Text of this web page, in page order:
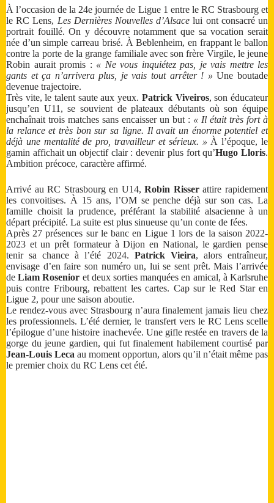
À l’occasion de la 24e journée de Ligue 1 entre le RC Strasbourg et
le RC Lens, Les Dernières Nouvelles d’Alsace lui ont consacré un
portrait fouillé. On y découvre notamment que sa vocation serait
née d’un simple carreau brisé. À Beblenheim, en frappant le ballon
contre la porte de la grange familiale avec son frère Virgile, le jeune
Robin aurait promis : « Ne vous inquiétez pas, je vais mettre les
gants et ça n’arrivera plus, je vais tout arrêter ! » Une boutade
devenue trajectoire.
Très vite, le talent saute aux yeux. Patrick Viveiros, son éducateur
jusqu’en U11, se souvient de plateaux débutants où son équipe
enchaînait trois matches sans encaisser un but : « Il était très fort à
la relance et très bon sur sa ligne. Il avait un énorme potentiel et
déjà une mentalité de pro, travailleur et sérieux. » À l’époque, le
gamin affichait un objectif clair : devenir plus fort qu’Hugo Lloris.
Ambition précoce, caractère affirmé.
Arrivé au RC Strasbourg en U14,Robin Risserattire rapidement
les convoitises. À 15 ans, l’OM se penche déjà sur son cas. La
famille choisit la prudence, préférant la stabilité alsacienne à un
départ précipité. La suite est plus sinueuse qu’un conte de fées.
Après 27 présences sur le banc en Ligue 1 lors de la saison 2022-
2023 et un prêt formateur à Dijon en National, le gardien pense
tenir sa chance à l’été 2024. Patrick Vieira, alors entraîneur,
envisage d’en faire son numéro un, lui se sent prêt. Mais l’arrivée
deLiam Rosenior et deux sorties manquées en amical, à Karlsruhe
puis contre Fribourg, rebattent les cartes. Cap sur le Red Star en
Ligue 2, pour une saison aboutie.
Le rendez-vous avec Strasbourg n’aura finalement jamais lieu chez
les professionnels. L’été dernier, le transfert vers le RC Lens scelle
l’épilogue d’une histoire inachevée. Une gifle restée en travers de la
gorge du jeune gardien, qui fut finalement habilement courtisé par
Jean-Louis Leca au moment opportun, alors qu’il n’était même pas
le premier choix du RC Lens cet été.